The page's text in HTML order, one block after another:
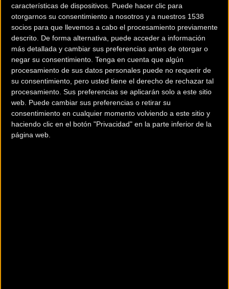
características de dispositivos. Puede hacer clic para
otorgarnos su consentimiento a nosotros y a nuestros 1538
socios para que llevemos a cabo el procesamiento previamente
descrito. De forma alternativa, puede acceder a información
más detallada y cambiar sus preferencias antes de otorgar o
negar su consentimiento. Tenga en cuenta que algún
procesamiento de sus datos personales puede no requerir de
su consentimiento, pero usted tiene el derecho de rechazar tal
procesamiento. Sus preferencias se aplicarán solo a este sitio
web. Puede cambiar sus preferencias o retirar su
consentimiento en cualquier momento volviendo a este sitio y
haciendo clic en el botón "Privacidad" en la parte inferior de la
página web.
Con elportabicicletas para bola Azura Easy LED
XLC distribuido por COMET se pueden transportar hasta
dos bicicletas eléctricas y eso con un dispositivo de apenas
12 kg.
El Azura Easy LED stá equipado con barras de rueda de 57
mm. de ancho con una capacidad de carga de hasta 30 kg
por barra.
Cuando llega la hora de guardarlo, el portabicicletas se
pliega para poder esconderlo con facilidad en espacios